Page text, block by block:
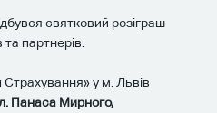
святковий розіграш
та партнерів.
у м. Львів
. Панаса Мирного,